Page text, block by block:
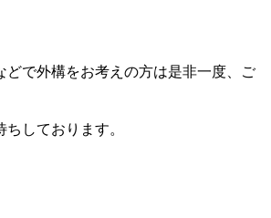
どで外構をお考えの方は是非一度、ご
しております。